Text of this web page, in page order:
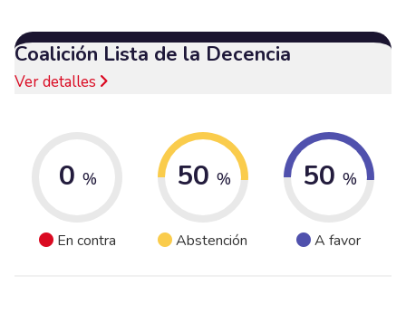
Coalición Lista de la Decencia
Ver detalles
0 %
En contra
50 %
Abstención
50 %
A favor